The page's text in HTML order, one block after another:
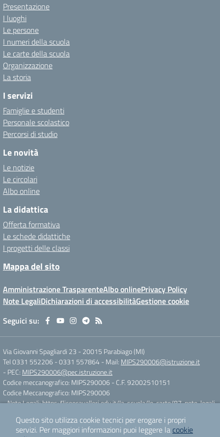
Presentazione
I luoghi
Le persone
I numeri della scuola
Le carte della scuola
Organizzazione
La storia
I servizi
Famiglie e studenti
Personale scolastico
Percorsi di studio
Le novità
Le notizie
Le circolari
Albo online
La didattica
Offerta formativa
Le schede didattiche
I progetti delle classi
Mappa del sito
Amministrazione TrasparenteAlbo onlinePrivacy Policy
Note LegaliDichiarazioni di accessibilitàGestione cookie
Seguici su:
Via Giovanni Spagliardi 23 - 20015 Parabiago (MI)
Tel 0331 552206 - 0331 557864- Mail: MIPS290006@istruzione.it
- PEC: MIPS290006@pec.istruzione.it
Codice meccanografico: MIPS290006 - C.F. 92002510151
Codice Meccanografico: MIPS290006
- Note Legali:https://liceocavalleri.edu.it/la-scuola/le-carte/87-note-legali
Concept & Design by Designers Italia
Questo sito utilizza cookie tecnici per erogare i propri
servizi. Per maggiori informazioni puoi leggere la cookie